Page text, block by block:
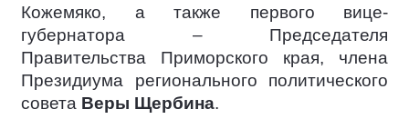
Кожемяко, а также первого вице-
губернатора – Председателя
Правительства Приморского края, члена
Президиума регионального политического
совета Веры Щербина.